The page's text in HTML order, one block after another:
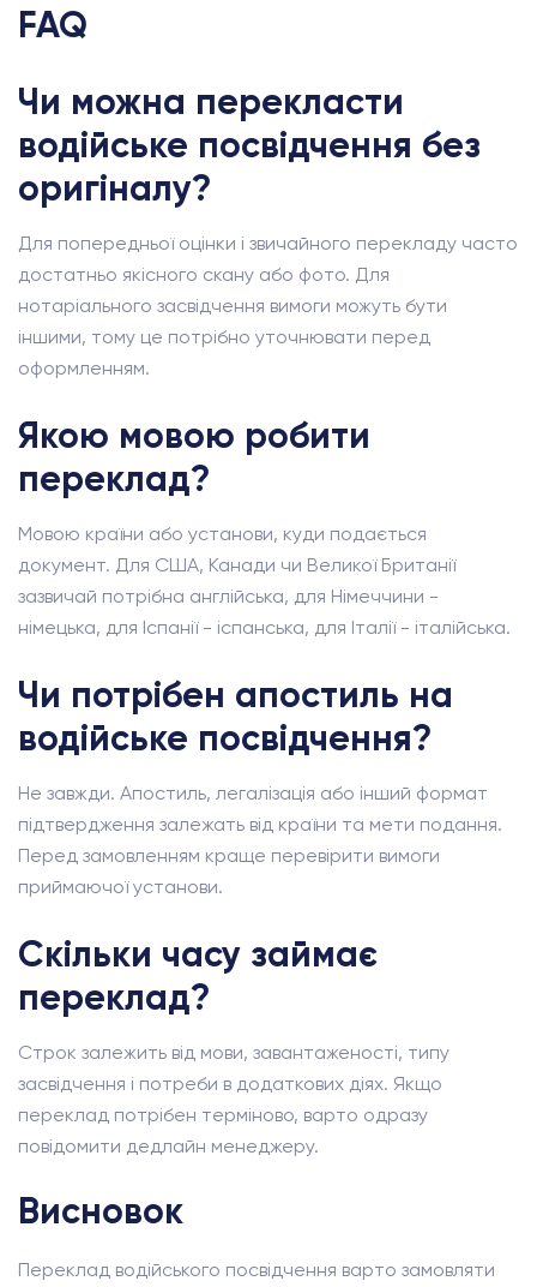
FAQ
Чи можна перекласти
водійське посвідчення без
оригіналу?
Для попередньої оцінки і звичайного перекладу часто
достатньо якісного скану або фото. Для
нотаріального засвідчення вимоги можуть бути
іншими, тому це потрібно уточнювати перед
оформленням.
Якою мовою робити
переклад?
Мовою країни або установи, куди подається
документ. Для США, Канади чи Великої Британії
зазвичай потрібна англійська, для Німеччини -
німецька, для Іспанії - іспанська, для Італії - італійська.
Чи потрібен апостиль на
водійське посвідчення?
Не завжди. Апостиль, легалізація або інший формат
підтвердження залежать від країни та мети подання.
Перед замовленням краще перевірити вимоги
приймаючої установи.
Скільки часу займає
переклад?
Строк залежить від мови, завантаженості, типу
засвідчення і потреби в додаткових діях. Якщо
переклад потрібен терміново, варто одразу
повідомити дедлайн менеджеру.
Висновок
Переклад водійського посвідчення варто замовляти